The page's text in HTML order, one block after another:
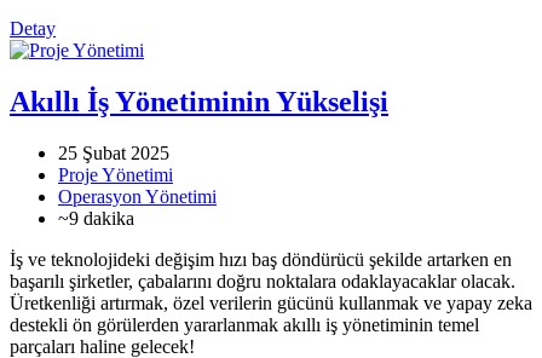
Detay
Akıllı İş Yönetiminin Yükselişi
25 Şubat 2025
Proje Yönetimi
Operasyon Yönetimi
~9 dakika
İş ve teknolojideki değişim hızı baş döndürücü şekilde artarken en
başarılı şirketler, çabalarını doğru noktalara odaklayacaklar olacak.
Üretkenliği artırmak, özel verilerin gücünü kullanmak ve yapay zeka
destekli ön görülerden yararlanmak akıllı iş yönetiminin temel
parçaları haline gelecek!